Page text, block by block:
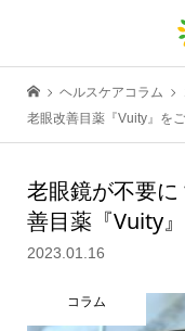
ヘルスケアコラム
老眼改善目薬『Vuity』を
老眼鏡が不要
善目薬『Vuity
2023.01.16
コラム